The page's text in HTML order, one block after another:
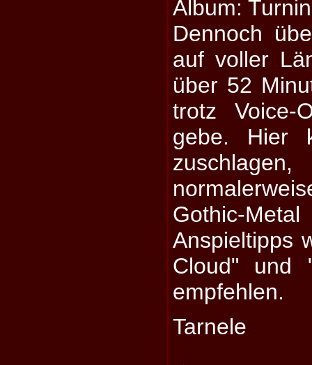
Album:
Dennoch
auf voller
über 52
trotz Voice-
gebe. Hier
Gothic-
Anspieltipps
Cloud" und
empfehlen.
Tarnele